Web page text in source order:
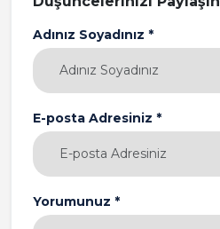
Adınız Soyadınız *
E-posta Adresiniz *
Yorumunuz *